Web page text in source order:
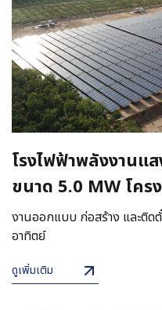
โรงไฟฟ้าพลังงาน
ขนาด 5.0 MW โค
ยางบ้านดินนา
งานออกแบบ ก่อสร้าง และติ
อาทิตย์
ดูเพิ่มเติม